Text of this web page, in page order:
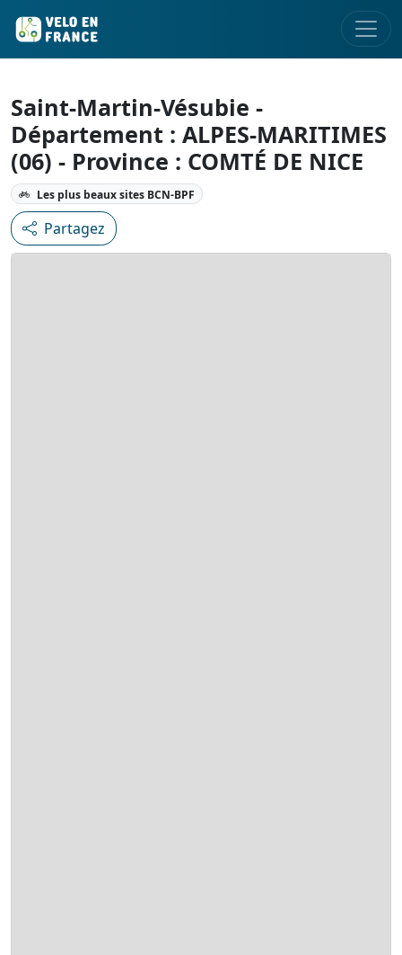
Saint-Martin-Vésubie -
Département : ALPES-MARITIMES
(06) - Province : COMTÉ DE NICE
Les plus beaux sites BCN-BPF
Partagez